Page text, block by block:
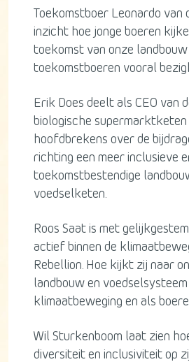
Toekomstboer Leonardo
inzicht hoe jonge boeren
toekomst van onze
toekomstboeren vooral
Erik Does deelt als CEO van
biologische supermarktketen
hoofdbrekens over de
richting een meer inclusieve
toekomstbestendige
voedselketen.
Roos Saat is met
actief binnen de
Rebellion. Hoe kijkt zij naar
landbouw en
klimaatbeweging en als
Wil Sturkenboom laat zien
diversiteit en inclusiviteit op